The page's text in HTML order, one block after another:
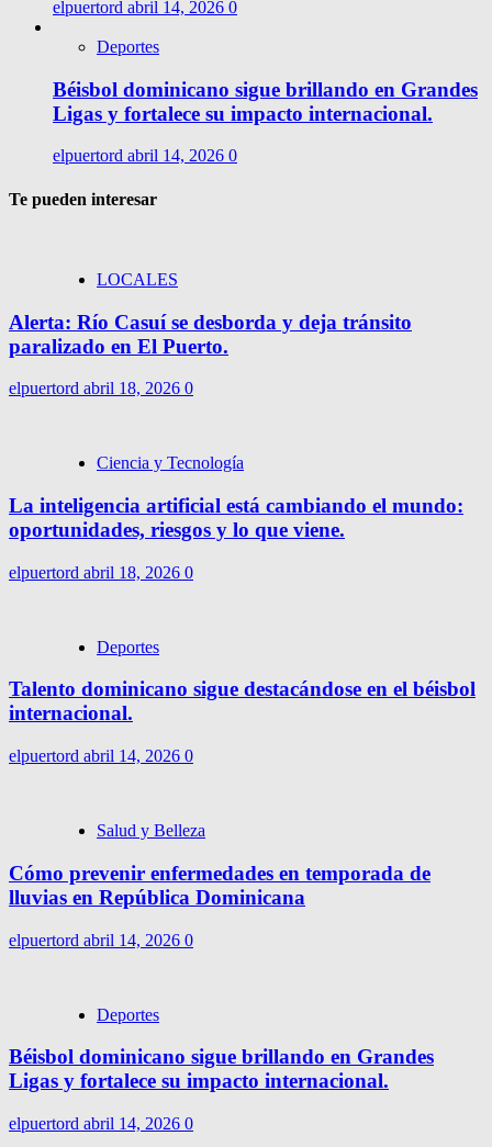
elpuertord abril 14, 2026 0
Deportes
Béisbol dominicano sigue brillando en Grandes
Ligas y fortalece su impacto internacional.
elpuertord abril 14, 2026 0
Te pueden interesar
LOCALES
Alerta: Río Casuí se desborda y deja tránsito
paralizado en El Puerto.
elpuertord abril 18, 2026 0
Ciencia y Tecnología
La inteligencia artificial está cambiando el mundo:
oportunidades, riesgos y lo que viene.
elpuertord abril 18, 2026 0
Deportes
Talento dominicano sigue destacándose en el béisbol
internacional.
elpuertord abril 14, 2026 0
Salud y Belleza
Cómo prevenir enfermedades en temporada de
lluvias en República Dominicana
elpuertord abril 14, 2026 0
Deportes
Béisbol dominicano sigue brillando en Grandes
Ligas y fortalece su impacto internacional.
elpuertord abril 14, 2026 0